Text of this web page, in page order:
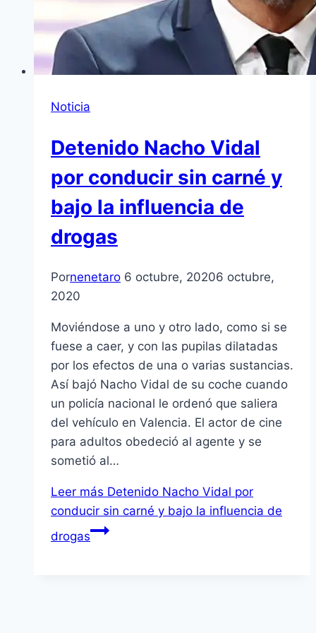
Noticia
Detenido Nacho Vidal
por conducir sin carné y
bajo la influencia de
drogas
Pornenetaro 6 octubre, 20206 octubre,
2020
Moviéndose a uno y otro lado, como si se
fuese a caer, y con las pupilas dilatadas
por los efectos de una o varias sustancias.
Así bajó Nacho Vidal de su coche cuando
un policía nacional le ordenó que saliera
del vehículo en Valencia. El actor de cine
para adultos obedeció al agente y se
sometió al…
Leer más Detenido Nacho Vidal por
conducir sin carné y bajo la influencia de
drogas